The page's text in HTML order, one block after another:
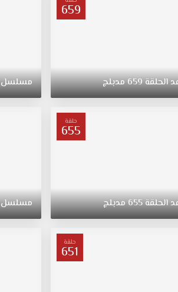
659
الحلقة659مدبلج مسلسل
حلقة
655
الحلقة655مدبلج مسلسل
حلقة
651